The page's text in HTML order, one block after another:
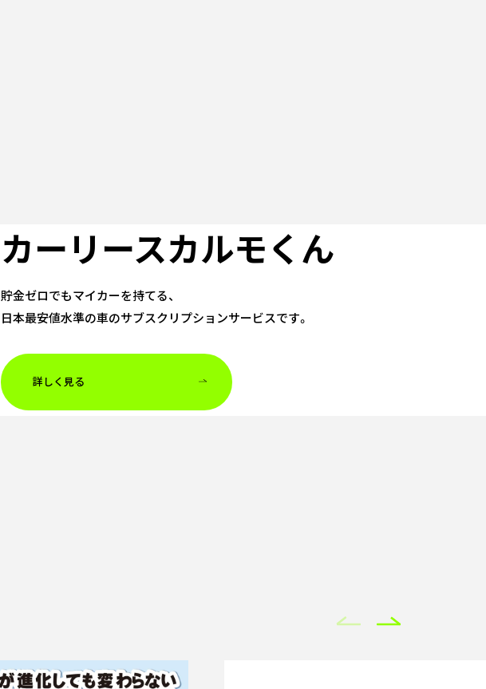
カーリースカルモくん
貯金ゼロでもマイカーを持てる、
日本最安値水準の車のサブスクリプションサービスです。
詳しく見る